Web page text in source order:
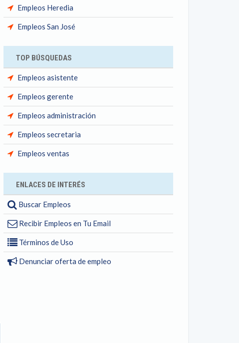
Empleos Heredia
Empleos San José
TOP BÚSQUEDAS
Empleos asistente
Empleos gerente
Empleos administración
Empleos secretaria
Empleos ventas
ENLACES DE INTERÉS
Buscar Empleos
Recibir Empleos en Tu Email
Términos de Uso
Denunciar oferta de empleo